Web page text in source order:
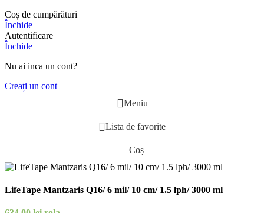
Coș de cumpărături
Închide
Autentificare
Închide
Nu ai inca un cont?
Creați un cont
Meniu
Lista de favorite
Coș
LifeTape Mantzaris Q16/ 6 mil/ 10 cm/ 1.5 lph/ 3000 ml